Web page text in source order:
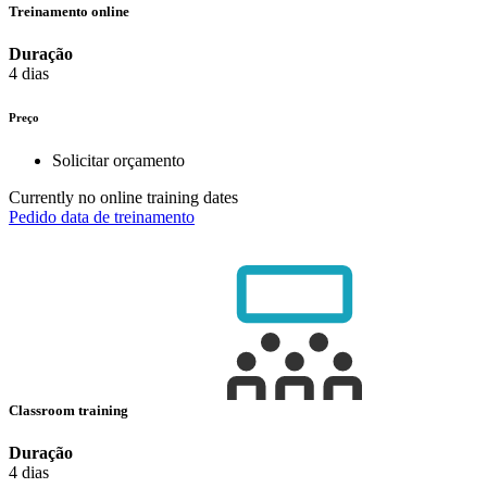
Treinamento online
Duração
4 dias
Preço
Solicitar orçamento
Currently no online training dates
Pedido data de treinamento
Classroom training
Duração
4 dias